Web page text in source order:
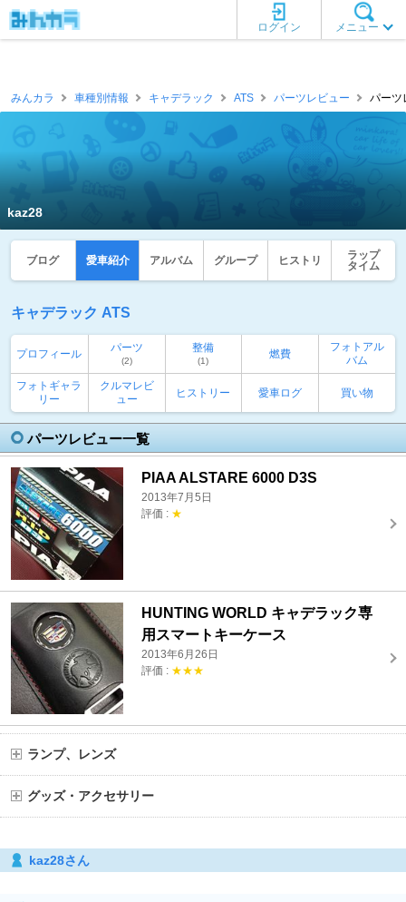
メニュー
ログイン
みんカラ 車種別情報 キャデラック ATS パーツレビュー パーツ
kaz28
ブログ 愛車紹介 アルバム グループ ヒストリ
ラップ
タイム
キャデラック ATS
プロフィール パーツ
(2)
整備
(1)
燃費
フォトアル
バム
フォトギャラ
リー
クルマレビ
ュー
ヒストリー 愛車ログ 買い物
パーツレビュー一覧
PIAA ALSTARE 6000 D3S
2013年7月5日
評価 : ★
HUNTING WORLD キャデラック専
用スマートキーケース
2013年6月26日
評価 : ★★★
ランプ、レンズ
グッズ・アクセサリー
kaz28さん